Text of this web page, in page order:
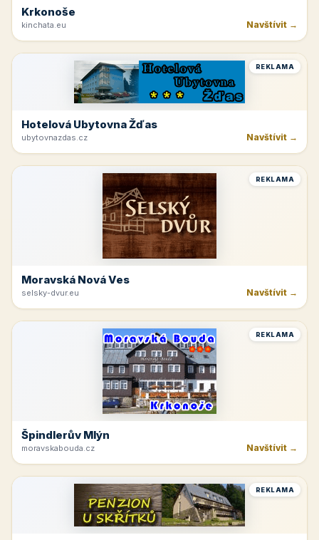
Krkonoše
kinchata.eu Navštívit →
REKLAMA
Hotelová Ubytovna Žďas
ubytovnazdas.cz Navštívit →
REKLAMA
Moravská Nová Ves
selsky-dvur.eu Navštívit →
REKLAMA
Špindlerův Mlýn
moravskabouda.cz Navštívit →
REKLAMA